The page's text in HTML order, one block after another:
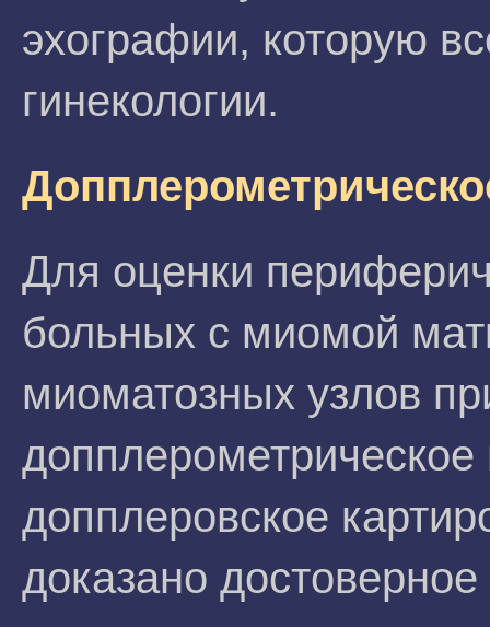
эхографии, которую
гинекологии.
Для оценки
больных с миомой
миоматозных узлов
допплеровское
доказано